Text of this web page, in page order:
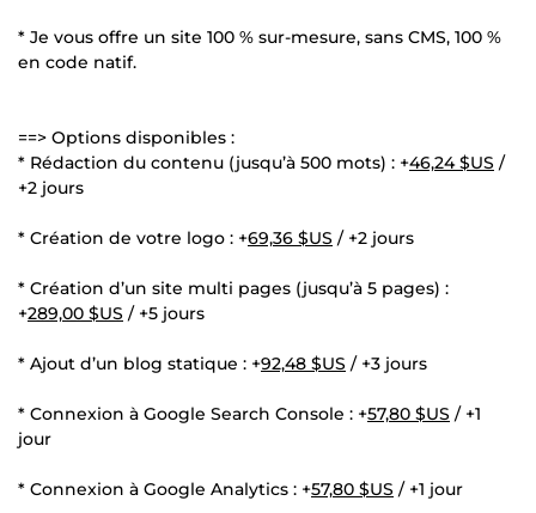
* Je vous offre un site 100 % sur-mesure, sans CMS, 100 %
en code natif.
==> Options disponibles :
* Rédaction du contenu (jusqu’à 500 mots) : +46,24 $US /
+2 jours
* Création de votre logo : +69,36 $US / +2 jours
* Création d’un site multi pages (jusqu’à 5 pages) :
+289,00 $US / +5 jours
* Ajout d’un blog statique : +92,48 $US / +3 jours
* Connexion à Google Search Console : +57,80 $US / +1
jour
* Connexion à Google Analytics : +57,80 $US / +1 jour